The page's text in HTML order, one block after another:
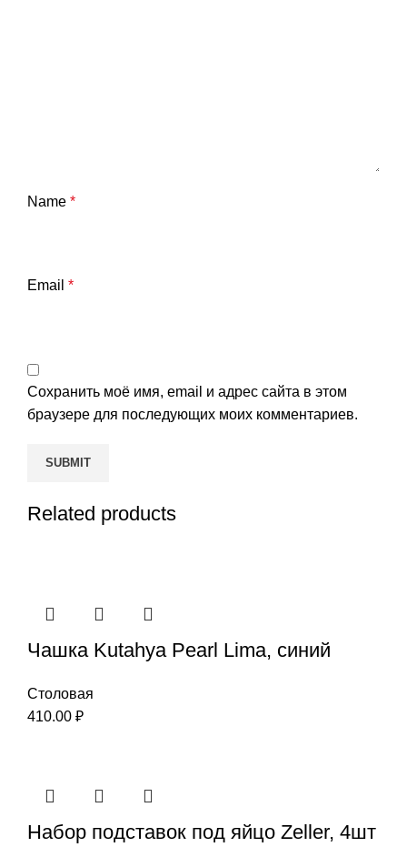
Name *
Email *
Сохранить моё имя, email и адрес сайта в этом
браузере для последующих моих комментариев.
Related products
Чашка Kutahya Pearl Lima, синий
Столовая
410.00 ₽
Набор подставок под яйцо Zeller, 4шт